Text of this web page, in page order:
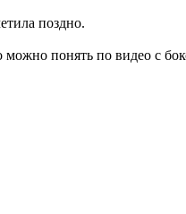
поздно.
понять по видео с